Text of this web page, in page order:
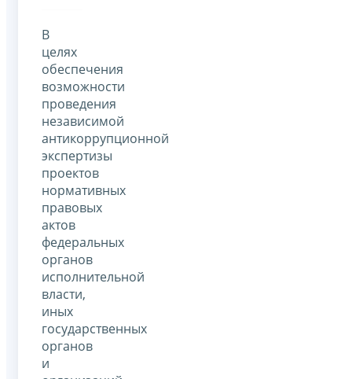
В
целях
обеспечения
возможности
проведения
независимой
антикоррупционной
экспертизы
проектов
нормативных
правовых
актов
федеральных
органов
исполнительной
власти,
иных
государственных
органов
и